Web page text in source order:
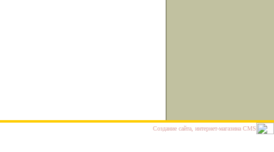
Cоздание сайта, интернет-магазина CMS